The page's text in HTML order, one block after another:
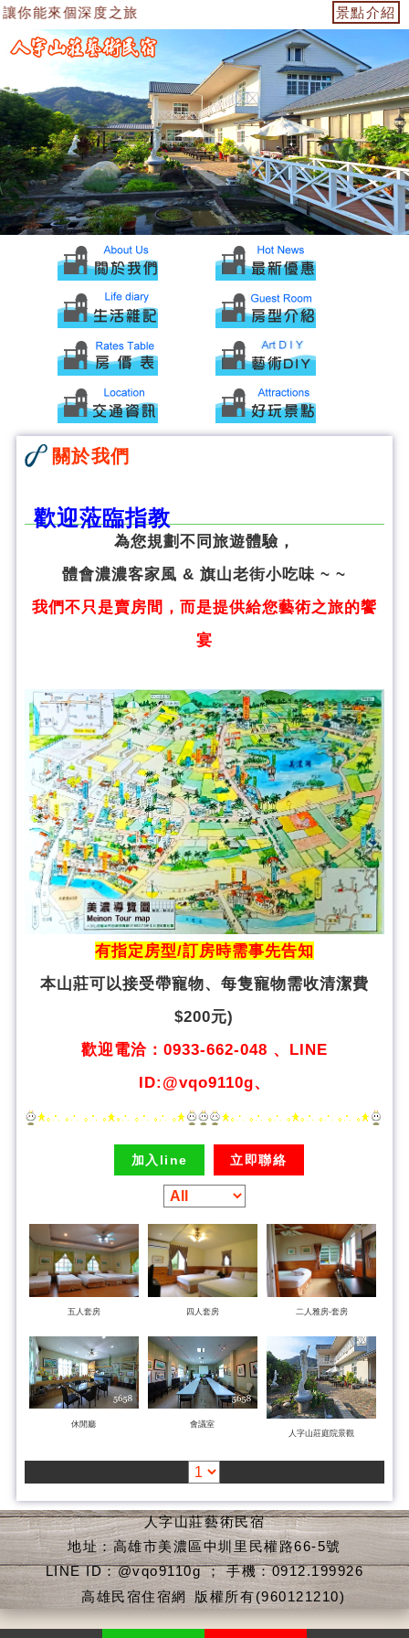
你能來個深度之旅 景點介紹
關於我們
歡迎蒞臨指教
為您規劃不同旅遊體驗，
體會濃濃客家風 & 旗山老街小吃味 ~ ~
我們不只是賣房間，而是提供給您藝術之旅的饗
宴
有指定房型/訂房時需事先告知
本山莊可以接受帶寵物、 每隻寵物需收清潔費
$200元)
歡迎電洽：0933-662-048 、LINE
ID:@vqo9110g、
加入line 立即聯絡
五人套房 四人套房 二人雅房-套房
休閒廳
會議室
人字山莊庭院景觀
人字山莊藝術民宿
地址：高雄市美濃區中圳里民權路66-5號
LINE ID：@vqo9110g ； 手機：0912.199926
高雄民宿住宿網 版權所有(960121210)